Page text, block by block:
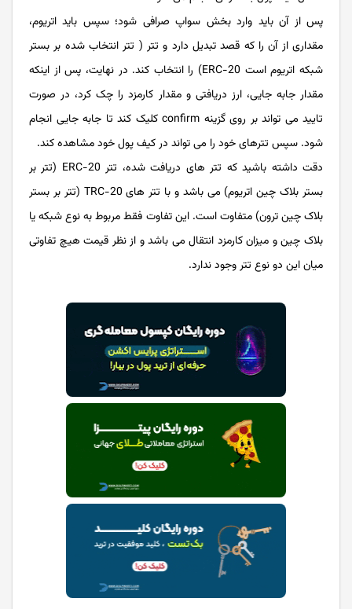
پس از آن باید وارد بخش سواپ صرافی شود؛ سپس باید اتریوم،
مقداری از آن را که قصد تبدیل دارد و تتر ( تتر انتخاب شده بر بستر
شبکه اتریوم است ERC-20) را انتخاب کند. در نهایت، پس از اینکه
مقدار جابه جایی، ارز دریافتی و مقدار کارمزد را چک کرد، در صورت
تایید می تواند بر روی گزینه confirm کلیک کند تا جابه جایی انجام
شود. سپس تترهای خود را می تواند در کیف پول خود مشاهده کند.
دقت داشته باشید که تتر های دریافت شده، تتر ERC-20 (تتر بر
بستر بلاک چین اتریوم) می باشد و با تتر های TRC-20 (تتر بر بستر
بلاک چین ترون) متفاوت است. این تفاوت فقط مربوط به نوع شبکه یا
بلاک چین و میزان کارمزد انتقال می باشد و از نظر قیمت هیچ تفاوتی
میان این دو نوع تتر وجود ندارد.